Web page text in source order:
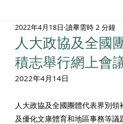
工商專業 家庭
民建聯報告及建議書
議會監察 區議會
人大政協及全國
積志舉行網上會
2022年4月18日 讀畢需時 2 分鐘
2022年4月14日
人大政協及全國團體代表界別
及優化文康體育和地區事務等